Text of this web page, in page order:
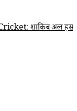
हसन पर बांग्लादेश